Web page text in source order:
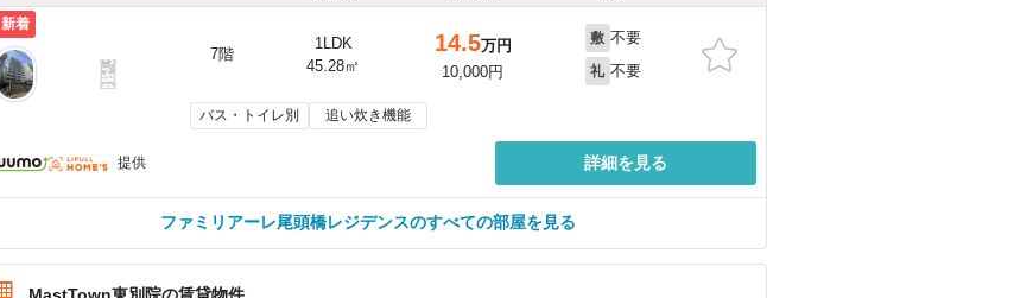
新着
7階
1LDK
45.28㎡
14.5万円
10,000円
敷 不要
礼 不要
バス・トイレ別 追い炊き機能
提供 詳細を見る
ファミリアーレ尾頭橋レジデンスのすべての部屋を見る
MastTown東別院の賃貸物件